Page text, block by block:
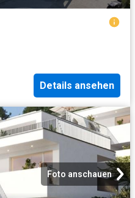
Details ansehen
Foto anschauen